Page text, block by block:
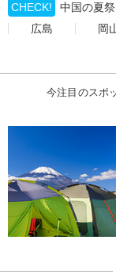
CHECK!
中国の夏
広島
岡
今注目のスポ